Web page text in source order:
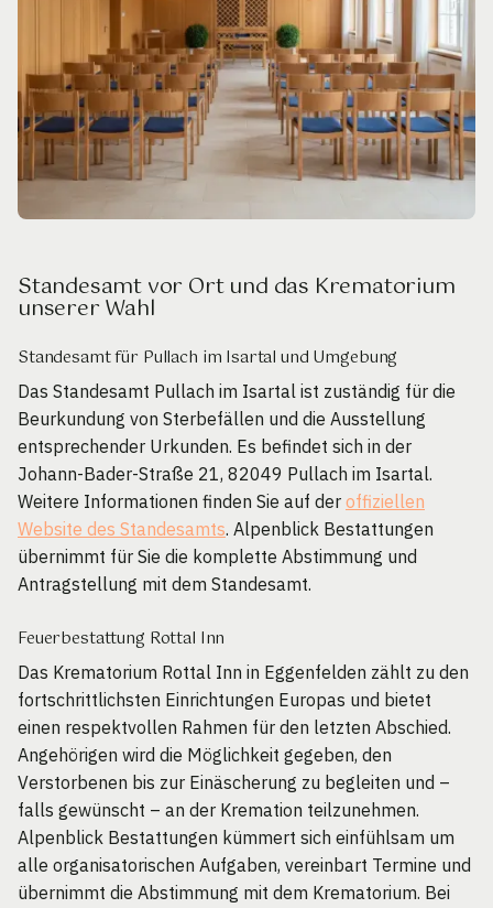
Standesamt vor Ort und das Krematorium
unserer Wahl
Standesamt für Pullach im Isartal und Umgebung
Das Standesamt Pullach im Isartal ist zuständig für die
Beurkundung von Sterbefällen und die Ausstellung
entsprechender Urkunden. Es befindet sich in der
Johann-Bader-Straße 21, 82049 Pullach im Isartal.
Weitere Informationen finden Sie auf der offiziellen
Website des Standesamts. Alpenblick Bestattungen
übernimmt für Sie die komplette Abstimmung und
Antragstellung mit dem Standesamt.
Feuerbestattung Rottal Inn
Das Krematorium Rottal Inn in Eggenfelden zählt zu den
fortschrittlichsten Einrichtungen Europas und bietet
einen respektvollen Rahmen für den letzten Abschied.
Angehörigen wird die Möglichkeit gegeben, den
Verstorbenen bis zur Einäscherung zu begleiten und –
falls gewünscht – an der Kremation teilzunehmen.
Alpenblick Bestattungen kümmert sich einfühlsam um
alle organisatorischen Aufgaben, vereinbart Termine und
übernimmt die Abstimmung mit dem Krematorium. Bei